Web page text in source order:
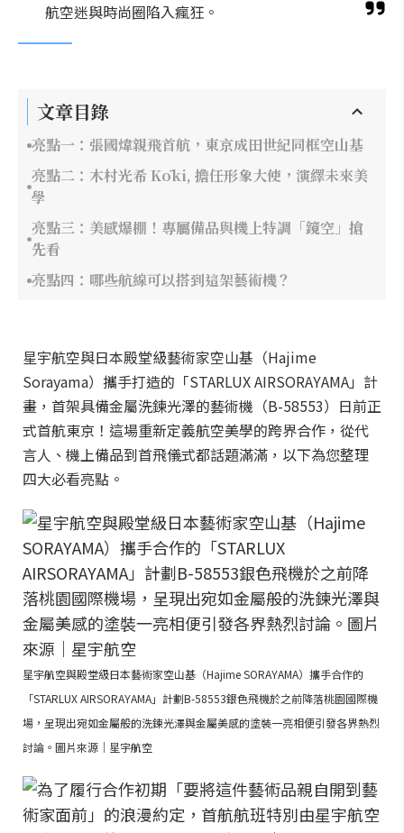
航空迷與時尚圈陷入瘋狂。
文章目錄
亮點一：張國煒親飛首航，東京成田世紀同框空山基
亮點二：木村光希 Kōki, 擔任形象大使，演繹未來美
學
亮點三：美感爆棚！專屬備品與機上特調「鏡空」搶
先看
亮點四：哪些航線可以搭到這架藝術機？
星宇航空與日本殿堂級藝術家空山基（Hajime
Sorayama）攜手打造的「STARLUX AIRSORAYAMA」計
畫，首架具備金屬洗鍊光澤的藝術機（B-58553）日前正
式首航東京！這場重新定義航空美學的跨界合作，從代
言人、機上備品到首飛儀式都話題滿滿，以下為您整理
四大必看亮點。
星宇航空與殿堂級日本藝術家空山基（Hajime SORAYAMA）攜手合作的
「STARLUX AIRSORAYAMA」計劃B-58553銀色飛機於之前降落桃園國際機
場，呈現出宛如金屬般的洗鍊光澤與金屬美感的塗裝一亮相便引發各界熱烈
討論。圖片來源｜星宇航空